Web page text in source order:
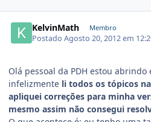
KelvinMath Membro
PostadoAgosto 20, 2012 em
Olá pessoal da PDH estou
infelizmente li todos os tópicos
apliquei correções para minha
mesmo assim não consegui